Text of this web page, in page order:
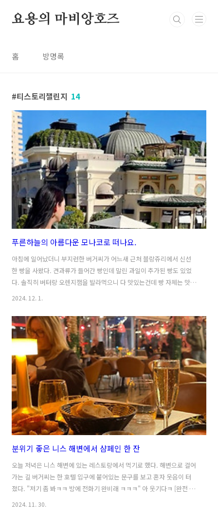
요용의 마비앙호즈
홈 방명록
티스토리챌린지 14
푸른하늘의 아름다운 모나코로 떠나요.
아침에 일어났더니 부지런한 버거씨가 어느새 근처 블랑쥬리에서 신선
한 빵을 사왔다. 견과류가 들어간 빵인데 말린 과일이 추가된 빵도 있었
다. 솔직히 버터랑 오렌지잼을 발라먹으니 다 맛있는건데 빵 자체는 맛이
있는건지 잘 모르겠다. 버거씨가 맛있다고 자꾸 감탄하니까 그냥 그런가
는다. 맛있긴 하네. 콤부차, 감 그리고 두유요거트도 든든하게 곁들였다.
오늘도 빠지면 서운한 버거씨표 차이티- 끓인 두유로 만들어 더 고소하
다. 한사발 든든하게 완샷하고 오늘 하루를 힘차게 시작! 오늘 우리는 모
나코에 간다. 기차역으로 갔더니 여전히 토토가 뚱하게 서 있네. 아직도
일행이 안나타났나…새파란 하늘을 보니 오늘 하루도 즐거울 모양이다.
그런데...
2024. 12. 1.
분위기 좋은 니스 해변에서 샴페인 한 잔
오늘 저녁은 니스 해변에 있는 레스토랑에서 먹기로 했다. 해변으로 걸어
가는 길 버거씨는 한 호텔 입구에 붙어있는 문구를 보고 혼자 웃음이 터
졌다. "저기 좀 봐ㅋㅋ 방에 전화기 완비래 ㅋㅋㅋ" 아 웃기다ㅋ [완전 편
안함/ 객실내 전화기 완비/ 저렴한 가격] 아마도 오래전에 써붙인걸 교체
2024. 11. 30.